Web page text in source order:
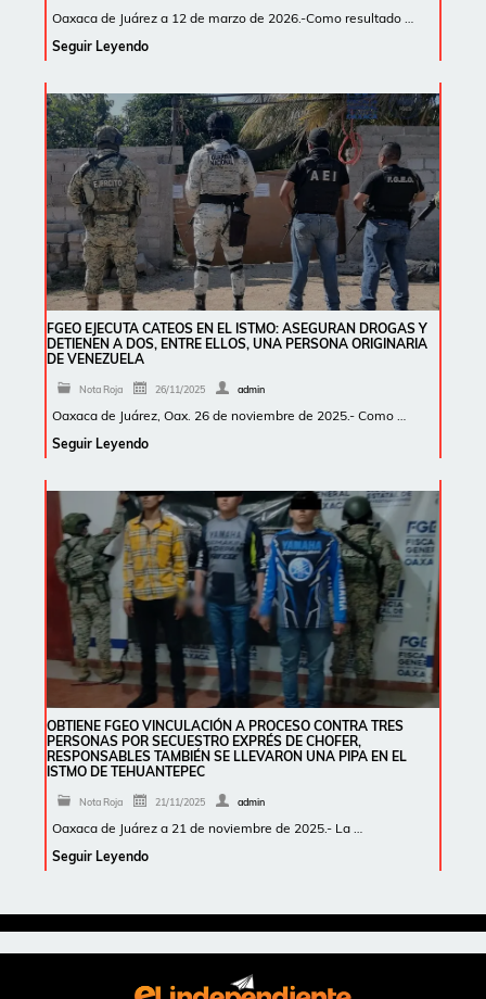
Oaxaca de Juárez a 12 de marzo de 2026.-Como resultado …
Seguir Leyendo
FGEO EJECUTA CATEOS EN EL ISTMO: ASEGURAN DROGAS Y
DETIENEN A DOS, ENTRE ELLOS, UNA PERSONA ORIGINARIA
DE VENEZUELA
Nota Roja 26/11/2025 admin
Oaxaca de Juárez, Oax. 26 de noviembre de 2025.- Como …
Seguir Leyendo
OBTIENE FGEO VINCULACIÓN A PROCESO CONTRA TRES
PERSONAS POR SECUESTRO EXPRÉS DE CHOFER,
RESPONSABLES TAMBIÉN SE LLEVARON UNA PIPA EN EL
ISTMO DE TEHUANTEPEC
Nota Roja 21/11/2025 admin
Oaxaca de Juárez a 21 de noviembre de 2025.- La …
Seguir Leyendo